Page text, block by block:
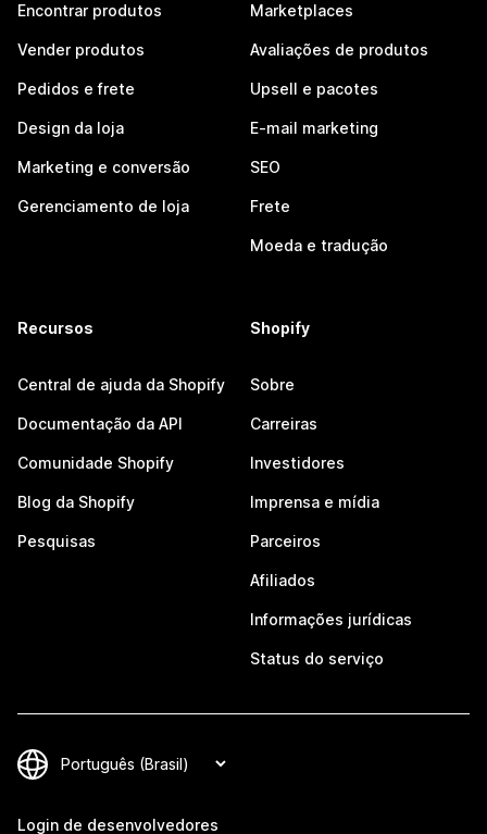
Encontrar produtos
Vender produtos
Pedidos e frete
Design da loja
Marketing e conversão
Gerenciamento de loja
Marketplaces
Avaliações de produtos
Upsell e pacotes
E-mail marketing
SEO
Frete
Moeda e tradução
Recursos
Central de ajuda da Shopify
Documentação da API
Comunidade Shopify
Blog da Shopify
Pesquisas
Shopify
Sobre
Carreiras
Investidores
Imprensa e mídia
Parceiros
Afiliados
Informações jurídicas
Status do serviço
Login de desenvolvedores